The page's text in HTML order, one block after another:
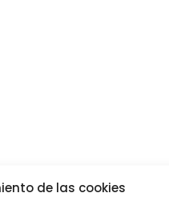
de las cookies